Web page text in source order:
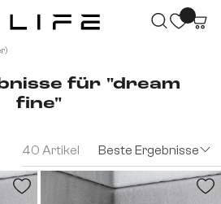
für "dream
fine"
40 Artikel Beste Ergebnisse